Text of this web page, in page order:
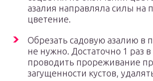
азалия направляла силы на
цветение.
Обрезать садовую азалию в
не нужно. Достаточно 1 раз в
проводить прореживание
загущенности кустов,